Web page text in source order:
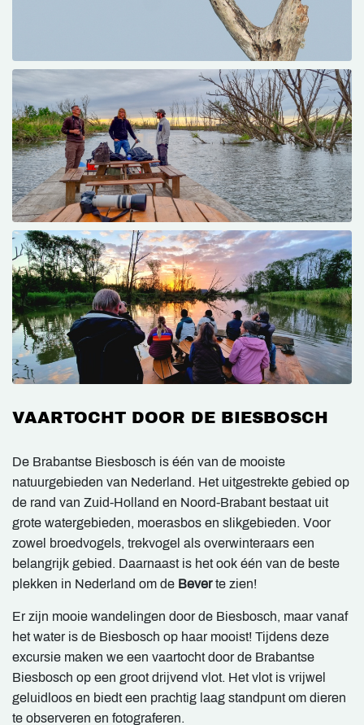
VAARTOCHT DOOR DE BIESBOSCH
De Brabantse Biesbosch is één van de mooiste
natuurgebieden van Nederland. Het uitgestrekte gebied op
de rand van Zuid-Holland en Noord-Brabant bestaat uit
grote watergebieden, moerasbos en slikgebieden. Voor
zowel broedvogels, trekvogel als overwinteraars een
belangrijk gebied. Daarnaast is het ook één van de beste
plekken in Nederland om de Beverte zien!
Er zijn mooie wandelingen door de Biesbosch, maar vanaf
het water is de Biesbosch op haar mooist! Tijdens deze
excursie maken we een vaartocht door de Brabantse
Biesbosch op een groot drijvend vlot. Het vlot is vrijwel
geluidloos en biedt een prachtig laag standpunt om dieren
te observeren en fotograferen.